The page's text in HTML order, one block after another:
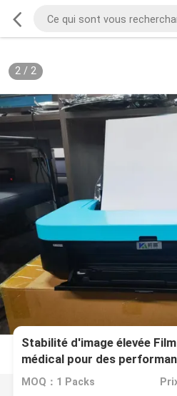
2/ 2
Stabilité d'image élevée
médical pour des
MOQ：1 Packs